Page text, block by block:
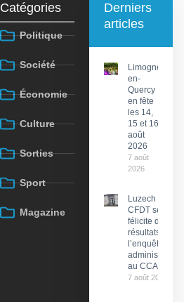
Catégories
Politique
Société
Économie
Culture
Sorties
Sport
Magazine
Derniers
articles
Limogne-
en-
Quercy
en fête
les 14,
15 et 16
août
2026
7 août
2026
Luzech : La
CFDT se
félicite des
résultats de
l’enquête
administrative
au CCAS
7 août 2026